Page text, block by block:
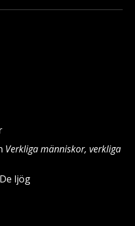
Verkliga människor, verkliga
ljög